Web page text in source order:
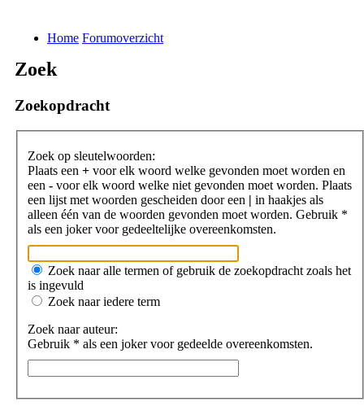
Home Forumoverzicht
Zoek
Zoekopdracht
Zoek op sleutelwoorden:
Plaats een + voor elk woord welke gevonden moet worden en
een - voor elk woord welke niet gevonden moet worden. Plaats
een lijst met woorden gescheiden door een | in haakjes als
alleen één van de woorden gevonden moet worden. Gebruik *
als een joker voor gedeeltelijke overeenkomsten.
Zoek naar alle termen of gebruik de zoekopdracht zoals het
is ingevuld
Zoek naar iedere term
Zoek naar auteur:
Gebruik * als een joker voor gedeelde overeenkomsten.